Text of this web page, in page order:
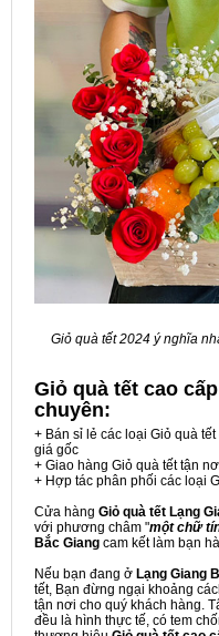
Giỏ quà tết 2024 ý nghĩa
Giỏ quà tết cao
chuyên:
+ Bán sỉ lẻ các loại Giỏ quà tết
giá gốc
+ Giao hàng Giỏ quà tết tận
+ Hợp tác phân phối các loại
Cửa hàng Giỏ quà tết Lạng
với phương châm "một chữ
Bắc Giang cam kết làm bạn
Nếu bạn đang ở Lạng Giang
tết, Bạn đừng ngại khoảng
tận nơi cho quý khách hàng.
đều là hình thực tế, có tem